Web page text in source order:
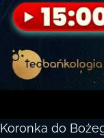
Koronka do